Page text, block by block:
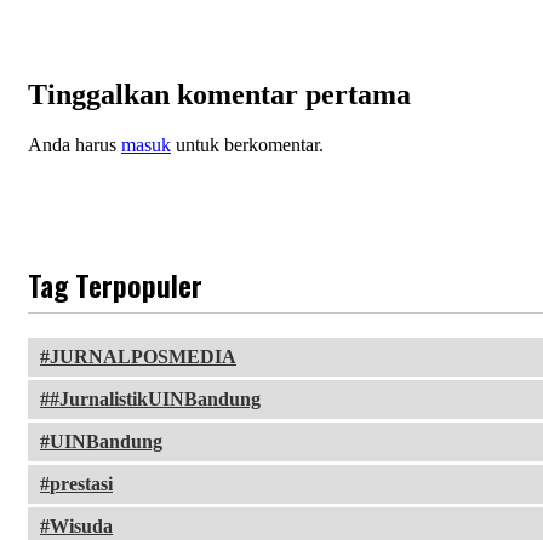
Tinggalkan komentar pertama
Anda harus masuk untuk berkomentar.
Tag Terpopuler
JURNALPOSMEDIA
#JurnalistikUINBandung
UINBandung
prestasi
Wisuda